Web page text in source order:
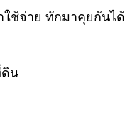
ใช้จ่าย ทักมาคุยกันได้
ดิน